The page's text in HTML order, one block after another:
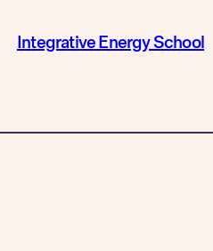
Integrative Energy School